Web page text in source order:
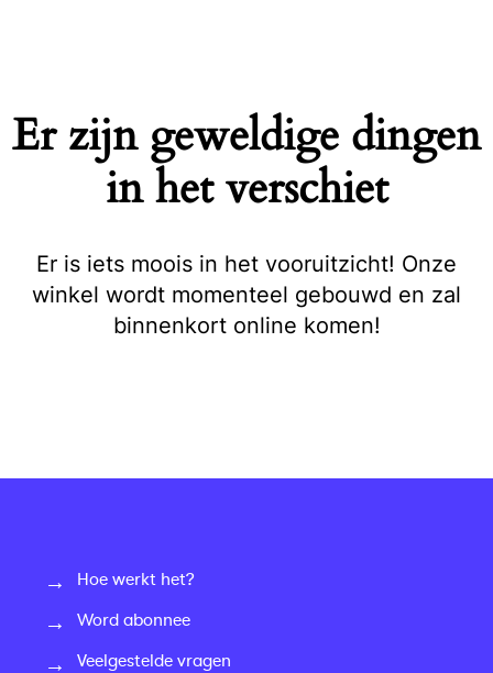
Er zijn geweldige dingen
in het verschiet
Er is iets moois in het vooruitzicht! Onze
winkel wordt momenteel gebouwd en zal
binnenkort online komen!
Hoe werkt het?
Word abonnee
Veelgestelde vragen